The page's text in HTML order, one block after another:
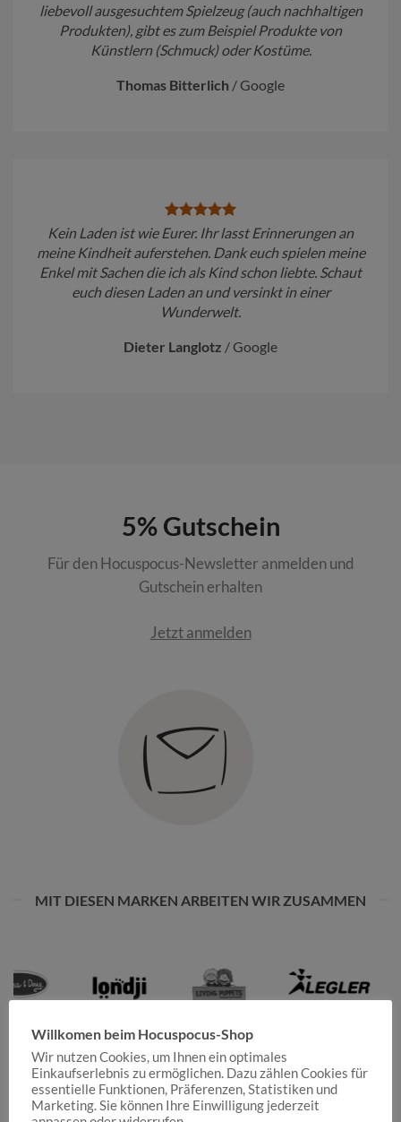
liebevoll ausgesuchtem Spielzeug (auch nachhaltigen
Produkten), gibt es zum Beispiel Produkte von
Künstlern (Schmuck) oder Kostüme.
Thomas Bitterlich / Google
Kein Laden ist wie Eurer. Ihr lasst Erinnerungen an
meine Kindheit auferstehen. Dank euch spielen meine
Enkel mit Sachen die ich als Kind schon liebte. Schaut
euch diesen Laden an und versinkt in einer
Wunderwelt.
Dieter Langlotz / Google
5% Gutschein
Für den Hocuspocus-Newsletter anmelden und
Gutschein erhalten
Jetzt anmelden
MIT DIESEN MARKEN ARBEITEN WIR ZUSAMMEN
Willkomen beim Hocuspocus-Shop
Wir nutzen Cookies, um Ihnen ein optimales
Einkaufserlebnis zu ermöglichen. Dazu zählen Cookies für
essentielle Funktionen, Präferenzen, Statistiken und
Marketing. Sie können Ihre Einwilligung jederzeit